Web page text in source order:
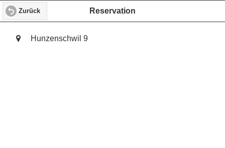
Zurück Reservation
Hunzenschwil 9